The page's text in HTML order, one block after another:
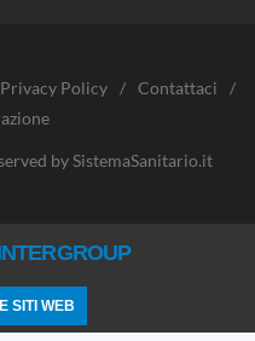
Privacy Policy / Contattaci
/
by SistemaSanitario.it
SITI WEB